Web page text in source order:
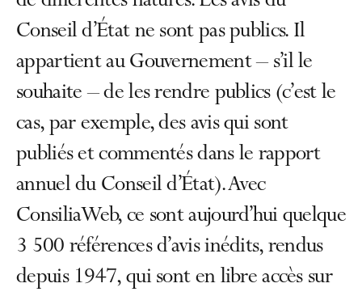
Conseil d’État ne sont pas publics. Il
appartient au Gouvernement – s’il le
souhaite – de les rendre publics (c’est le
cas, par exemple, des avis qui sont
publiés et commentés dans le rapport
annuel du Conseil d’État). Avec
ConsiliaWeb, ce sont aujourd’hui quelque
3 500 références d’avis inédits, rendus
depuis 1947, qui sont en libre accès sur